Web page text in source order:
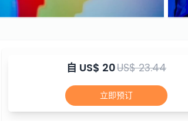
自 US$ 20US$ 23.44
立即预订